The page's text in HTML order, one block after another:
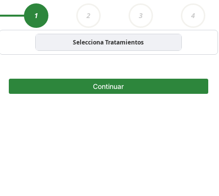
1 2 3 4
Selecciona Tratamientos
Continuar